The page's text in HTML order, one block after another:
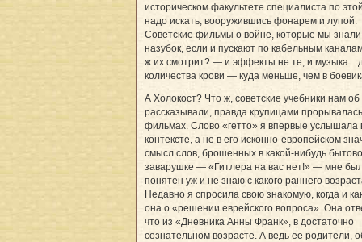
историческом факультете специалиста по
надо искать, вооружившись фонарем и лупой.
Советские фильмы о войне, которые мы знали
назубок, если и пускают по кабельным
ж их смотрит? — и эффекты не те, и музыка...
количества крови — куда меньше, чем в
А Холокост? Что ж, советские учебники нам
рассказывали, правда крупицами
фильмах. Слово «гетто» я впервые услышала
контексте, а не в его исконно-европейском
смысл слов, брошенных в какой-нибудь
заварушке — «Гитлера на вас нет!» — мне
понятен уж и не знаю с какого раннего
Недавно я спросила свою знакомую, когда и
она о «решении еврейского вопроса». Она
что из «Дневника Анны Франк», в достаточно
сознательном возрасте. А ведь ее родители,